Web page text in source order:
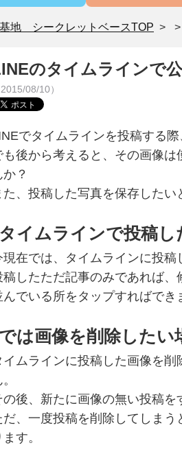
地 シークレットベースTOP >
のタイムラインで
2015/08/10）
でタイムラインを投稿する
も後から考えると、その画像
か？
た、投稿した写真を保存したい
タイムラインで投稿
現在では、タイムラインに投稿
稿したただ記事のみであれば
んでいる所をタップすればでき
では画像を削除した
イムラインに投稿した画像を
の後、新たに画像の無い投稿を
だ、一度投稿を削除してしま
ます。